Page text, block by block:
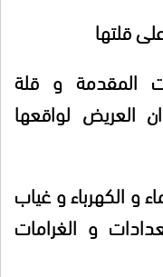
قلتها
المقدمة و قلة
العريض لواقعها
و الكهرباء و غياب
و الغرامات